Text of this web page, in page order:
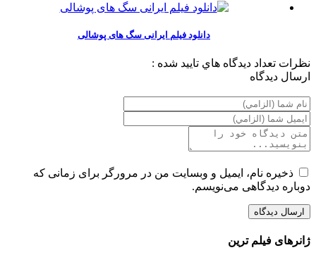
دانلود فیلم ایرانی سگ های پوشالی
نظرات تعداد ديدگاه هاي تاييد شده :
ارسال ديدگاه
ذخیره نام، ایمیل و وبسایت من در مرورگر برای زمانی که
دوباره دیدگاهی می‌نویسم.
ژانرهای فیلم ترین